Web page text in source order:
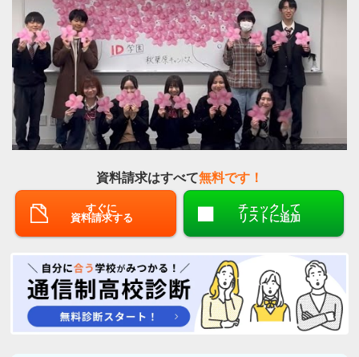
資料請求はすべて無料です！
すぐに
資料請求する
チェックして
リストに追加